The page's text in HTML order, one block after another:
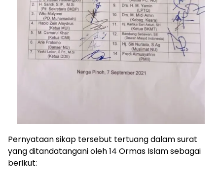
Pernyataan sikap tersebut tertuang dalam surat
yang ditandatangani oleh 14 Ormas Islam sebagai
berikut: